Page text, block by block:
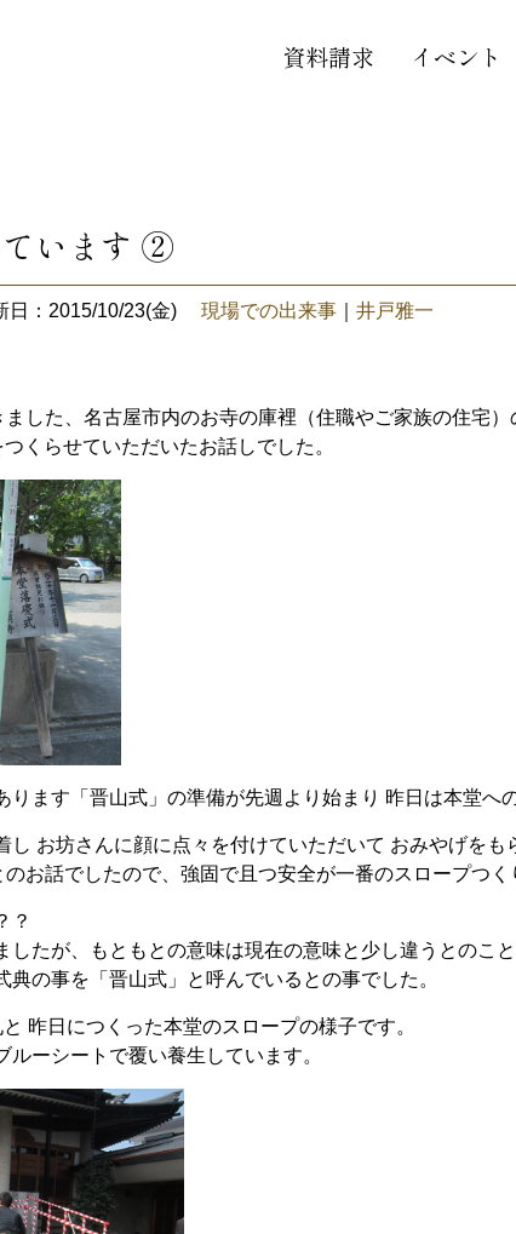
資料請求 イベント
ています ②
日：2015/10/23(金) 現場での出来事 井戸雅一
した、名古屋市内のお寺の庫裡（住職やご家族の住宅
くらせていただいたお話しでした。
ます「晋山式」の準備が先週より始まり 昨日は本堂へ
お坊さんに顔に点々を付けていただいて おみやげをも
お話でしたので、強固で且つ安全が一番のスロープつく
？
したが、もともとの意味は現在の意味と少し違うとのこ
の事を「晋山式」と呼んでいるとの事でした。
昨日につくった本堂のスロープの様子です。
ーシートで覆い養生しています。